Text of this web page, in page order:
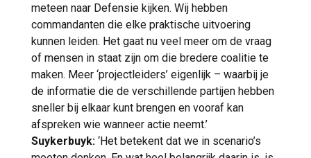
meteen naar Defensie kijken. Wij hebben
commandanten die elke praktische uitvoering
kunnen leiden. Het gaat nu veel meer om de vraag
of mensen in staat zijn om die bredere coalitie te
maken. Meer ‘projectleiders’ eigenlijk – waarbij je
de informatie die de verschillende partijen hebben
sneller bij elkaar kunt brengen en vooraf kan
afspreken wie wanneer actie neemt.’
Suykerbuyk: ‘Het betekent dat we in scenario’s